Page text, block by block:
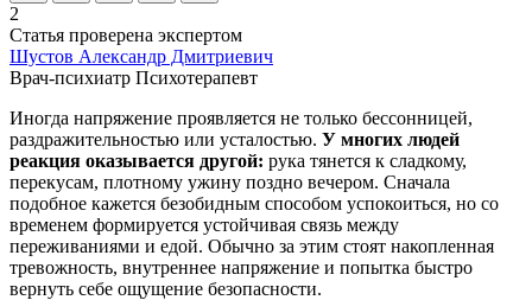
2
Статья проверена экспертом
Шустов Александр Дмитриевич
Врач-психиатр Психотерапевт
Иногда напряжение проявляется не только бессонницей,
раздражительностью или усталостью. У многих людей
реакция оказывается другой: рука тянется к сладкому,
перекусам, плотному ужину поздно вечером. Сначала
подобное кажется безобидным способом успокоиться, но со
временем формируется устойчивая связь между
переживаниями и едой. Обычно за этим стоят накопленная
тревожность, внутреннее напряжение и попытка быстро
вернуть себе ощущение безопасности.